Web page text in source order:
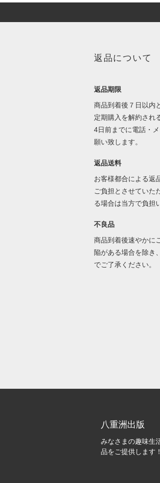
返品について
返品期限
商品到着後７日以内
定期購入を解約され
4日前までに電話・
願い致します。
返品送料
お客様都合による返
ご負担とさせていた
る場合は当方で負担
不良品
商品到着後速やかに
陥がある場合を除き
でご了承ください。
八重洲出版
みなさまの趣味生
品をご提供します！